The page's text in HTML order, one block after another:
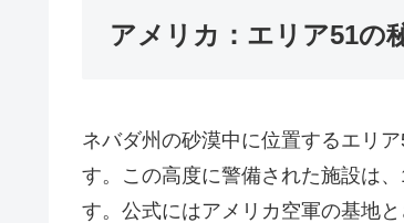
アメリカ：エリア51の
ネバダ州の砂漠中に位置するエリ
す。この高度に警備された施設は
す。公式にはアメリカ空軍の基地